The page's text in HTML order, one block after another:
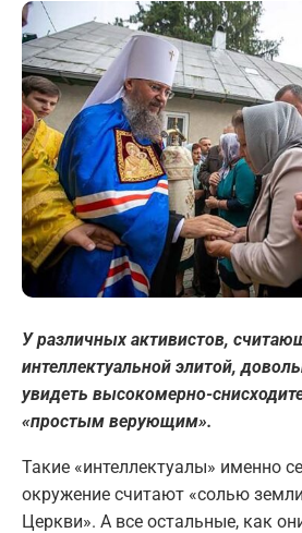
У различных активистов,
интеллектуальной элитой,
увидеть высокомерно-
«простым верующим».
Такие «интеллектуалы» именно
окружение считают «солью
Церкви». А все остальные, как